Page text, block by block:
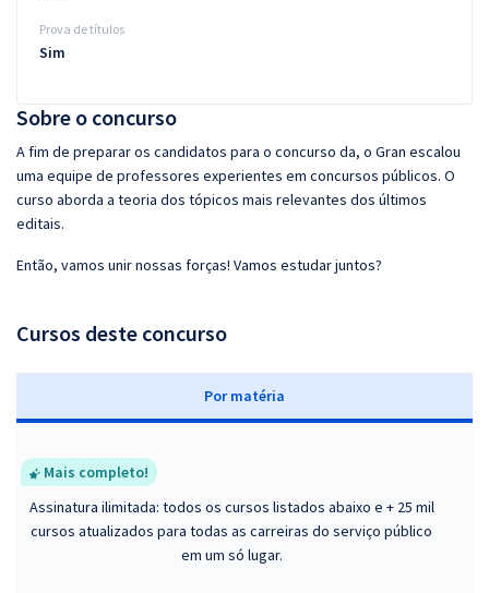
Sobre o concurso
A fim de preparar os candidatos para o concurso da, o Gran escalou
uma equipe de professores experientes em concursos públicos. O
curso aborda a teoria dos tópicos mais relevantes dos últimos
editais.
Então, vamos unir nossas forças! Vamos estudar juntos?
Cursos deste concurso
Por matéria
Mais completo!
Assinatura ilimitada: todos os cursos listados abaixo e + 25 mil
cursos atualizados para todas as carreiras do serviço público
em um só lugar.
Prova de títulos
Sim